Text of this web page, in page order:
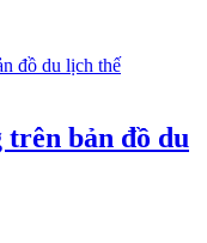
trên bản đồ du